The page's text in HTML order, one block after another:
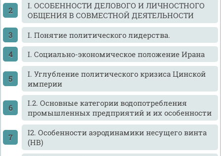
I. ОСОБЕННОСТИ ДЕЛОВОГО И ЛИЧНОСТНОГО
ОБЩЕНИЯ В СОВМЕСТНОЙ ДЕЯТЕЛЬНОСТИ
I. Понятие политического лидерства.
I. Социально-экономическое положение Ирана
I. Углубление политического кризиса Цинской
империи
I.2. Основные категории водопотребления
промышленных предприятий и их особенности
I2. Особенности аэродинамики несущего винта
(НВ)